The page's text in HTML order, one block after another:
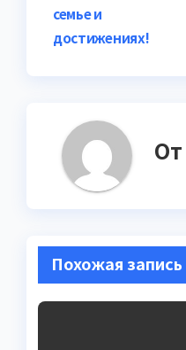
семье и
достижениях!
От
Похожая запись